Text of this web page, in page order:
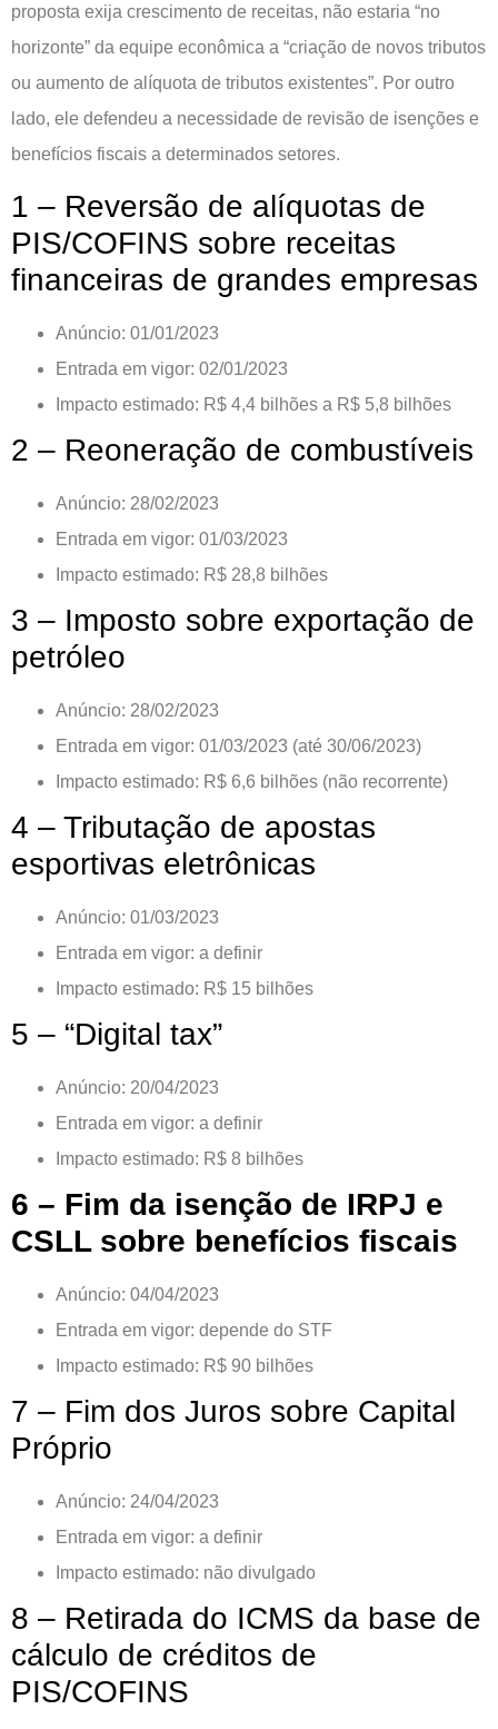
proposta exija crescimento de receitas, não estaria “no
horizonte” da equipe econômica a “criação de novos tributos
ou aumento de alíquota de tributos existentes”. Por outro
lado, ele defendeu a necessidade de revisão de isenções e
benefícios fiscais a determinados setores.
1 – Reversão de alíquotas de
PIS/COFINS sobre receitas
financeiras de grandes empresas
Anúncio: 01/01/2023
Entrada em vigor: 02/01/2023
Impacto estimado: R$ 4,4 bilhões a R$ 5,8 bilhões
2 – Reoneração de combustíveis
Anúncio: 28/02/2023
Entrada em vigor: 01/03/2023
Impacto estimado: R$ 28,8 bilhões
3 – Imposto sobre exportação de
petróleo
Anúncio: 28/02/2023
Entrada em vigor: 01/03/2023 (até 30/06/2023)
Impacto estimado: R$ 6,6 bilhões (não recorrente)
4 – Tributação de apostas
esportivas eletrônicas
Anúncio: 01/03/2023
Entrada em vigor: a definir
Impacto estimado: R$ 15 bilhões
5 – “Digital tax”
Anúncio: 20/04/2023
Entrada em vigor: a definir
Impacto estimado: R$ 8 bilhões
6 – Fim da isenção de IRPJ e
CSLL sobre benefícios fiscais
Anúncio: 04/04/2023
Entrada em vigor: depende do STF
Impacto estimado: R$ 90 bilhões
7 – Fim dos Juros sobre Capital
Próprio
Anúncio: 24/04/2023
Entrada em vigor: a definir
Impacto estimado: não divulgado
8 – Retirada do ICMS da base de
cálculo de créditos de
PIS/COFINS